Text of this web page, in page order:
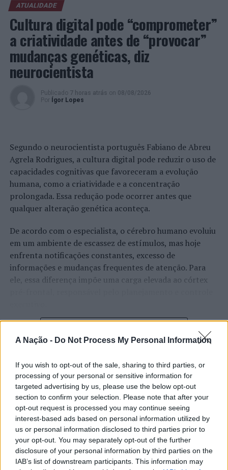
A Nação - Do Not Process My Personal Information
If you wish to opt-out of the sale, sharing to third parties, or
processing of your personal or sensitive information for
targeted advertising by us, please use the below opt-out
section to confirm your selection. Please note that after your
opt-out request is processed you may continue seeing
interest-based ads based on personal information utilized by
us or personal information disclosed to third parties prior to
your opt-out. You may separately opt-out of the further
disclosure of your personal information by third parties on the
IAB’s list of downstream participants. This information may
Taberna do Armindo (Remelhe), Taberna “O Manhoso”
(Tamel S. Veríssimo), Taberninha O Chico (Perelhal), e
Vera Cruz (Barcelos).
Imagem: CMB.
TÓPICOS RELACIONADOS:
BARCELOS
DESTAQUE GASTRONOMIA
RESTAURAÇÃO
TURISMO
NÃO PERCA
Marinha Grande: PSP leva a cabo ação de sensibilização
– “Polícia Sempre Presente – Carnaval em Segurança
2024”
ATUALIDADE
Cultura digital pode “comprometer”
a criatividade antes de “provocar”
mudanças genéticas, diz
neurocientista
Publicado 7 horas atrás on 08/08/2026
Por
Ígor Lopes
Segundo o neurocientista português Fabiano de Abreu
Agrela Rodrigues, a cultura digital pode reduzir o uso de
capacidades cognitivas que favoreceram a evolução
humana, como a criatividade e a concentração
prolongada. Essa redução pode ocorrer antes que
qualquer alteração genética aconteça.
De acordo com o especialista, o cérebro humano evoluiu
em um ambiente de escassez de estímulos, mas hoje
enfrenta notificações constantes, excesso de
informações e mudanças frequentes de atenção. Para
ele, essa diferença impõe uma carga elevada ao córtex
estimulam continuamente o sistema de recompensa do
manter a atenção e a procrastinação. Na sua visão,
tarefas inacabadas permanecem ativas na memória e
aumentam a sensação de sobrecarga, enquanto o stress
prolongado pode elevar os níveis de cortisol e
prejudicar o desempenho cognitivo.
Fabiano de Abreu Agrela Rodrigues ressalta que não há
evidências de que o ambiente digital provoque mudanças
genéticas na espécie humana. A adaptação observada,
ATUALIDADE
“Millennium Estoril Open 2026”
regressou ao circuito ATP com
vitória do francês Luca Van Assche
Publicado 1 dia atrás on 07/08/2026
Por Ígor Lopes